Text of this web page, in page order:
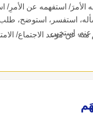
الأمرَ/ استفهمه عن الأمرِ/
استفسر، استوضح،
استخبر.
عن موعد الاجتماع/